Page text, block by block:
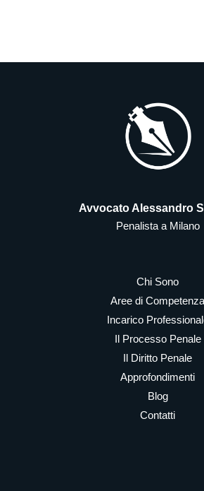
Avvocato Alessandro
Penalista a Milano
Chi Sono
Aree di Competenza
Incarico
Il Processo Penale
Il Diritto Penale
Approfondimenti
Blog
Contatti